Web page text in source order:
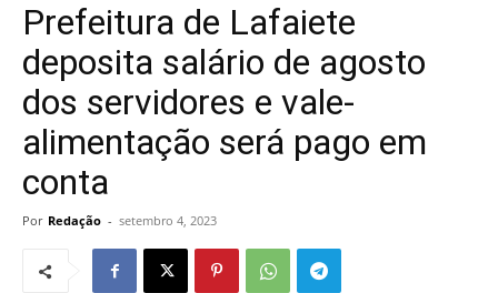
Prefeitura de Lafaiete
deposita salário de agosto
dos servidores e vale-
alimentação será pago em
conta
Por Redação - setembro 4, 2023